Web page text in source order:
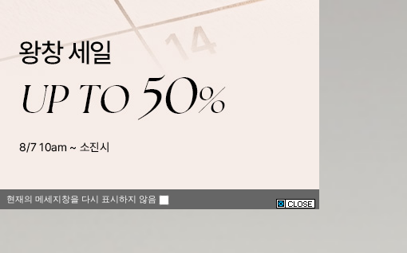
현재의 메세지창을 다시 표시하지 않음